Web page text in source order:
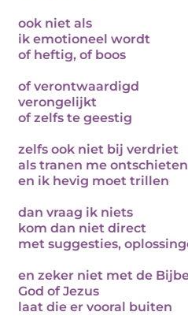
ook niet als
ik emotioneel wordt
of heftig, of boos
of verontwaardigd
verongelijkt
of zelfs te geestig
zelfs ook niet bij verdriet
als tranen me ontschieten
en ik hevig moet trillen
dan vraag ik niets
kom dan niet direct
met suggesties,
en zeker niet met de
God of Jezus
laat die er vooral buiten